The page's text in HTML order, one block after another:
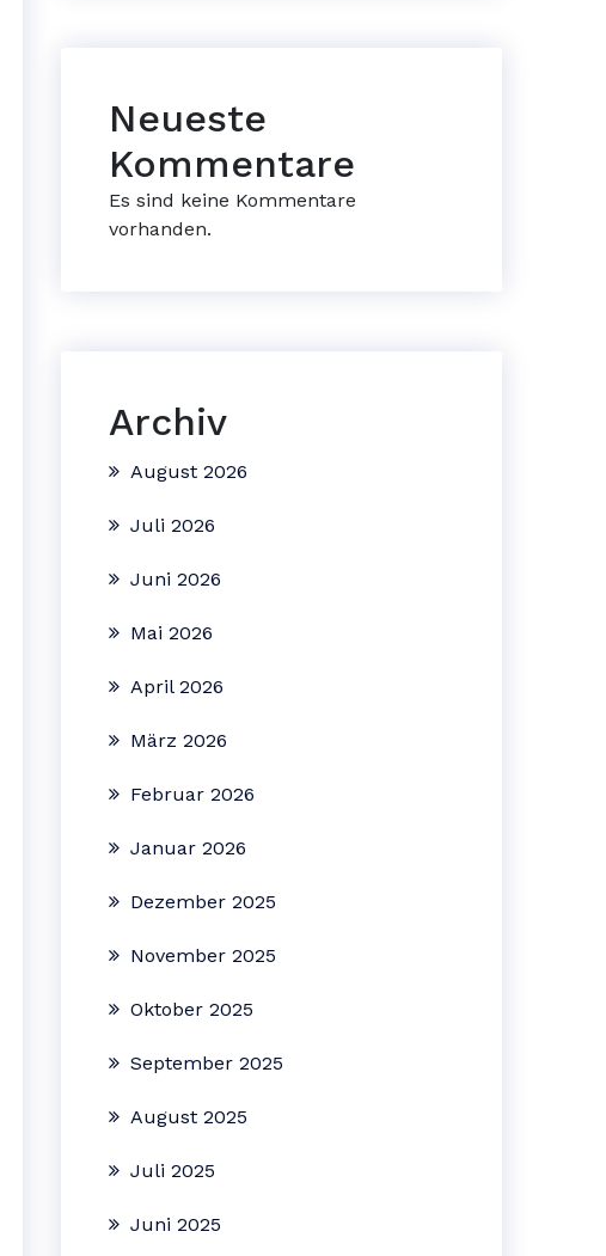
Neueste
Kommentare
Es sind keine Kommentare
vorhanden.
Archiv
August 2026
Juli 2026
Juni 2026
Mai 2026
April 2026
März 2026
Februar 2026
Januar 2026
Dezember 2025
November 2025
Oktober 2025
September 2025
August 2025
Juli 2025
Juni 2025